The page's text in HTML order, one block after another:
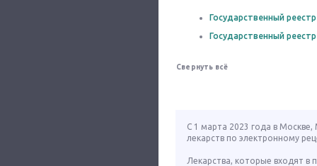
Государственный
Государственный
Свернуть всё
С 1 марта 2023 года в
лекарств по электронному
Лекарства, которые входят в